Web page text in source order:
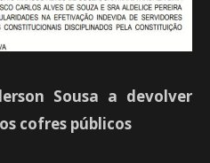
Sousa a devolver
cofres públicos